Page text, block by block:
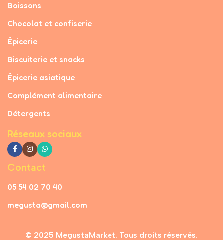
Boissons
Chocolat et confiserie
Épicerie
Biscuiterie et snacks
Épicerie asiatique
Complément alimentaire
Détergents
Réseaux sociaux
Contact
05 54 02 70 40
megusta@gmail.com
© 2025 MegustaMarket. Tous droits réservés.